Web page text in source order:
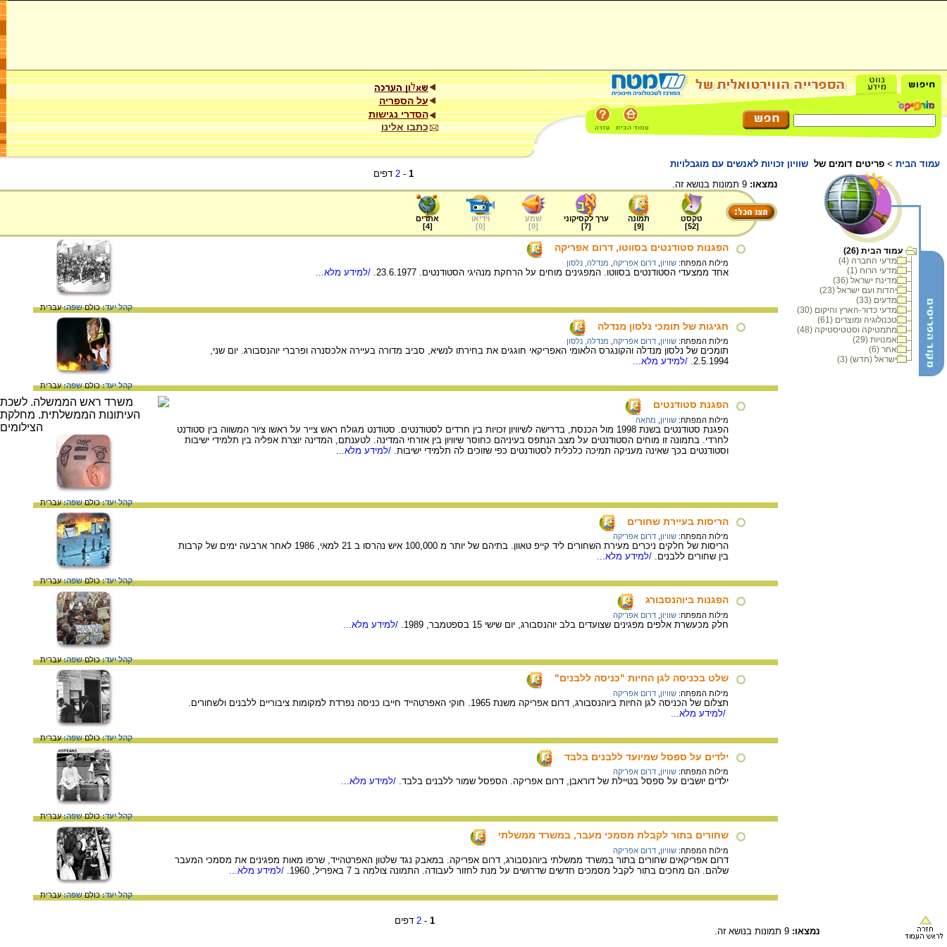
על הספריה
הסדרי נגישות
כתבו אלינו
עמוד הבית > פריטים דומים של שוויון זכויות לאנשים עם מוגבלויות
עמוד הבית (26)
מדעי החברה (4)
מדעי הרוח (1)
מדינת ישראל (36)
יהדות ועם ישראל (23)
מדעים (33)
מדעי כדור-הארץ והיקום (30)
טכנולוגיה ומוצרים (61)
מתמטיקה וסטטיסטיקה (48)
אמנויות (29)
אחר (6)
ישראל (חדש) (3)
1
-
2 דפים
נמצאו:
טקסט
[
52
]
תמונה
[
9
]
ערך לקסיקוני
[
7
]
שמע
[
0
]
וידיאו
[
0
]
אתרים
[
4
]
הפגנות סטודנטים בסווטו, דרום אפריקה
מילות המפתח: שוויון דרום אפריקה מנדלה, נלסון
אחד ממצעדי הסטודנטים בסווטו. המפגינים מוחים על הרחקת מנהיגי הסטודנטים. 23.6.1977. /למידע מלא...
קהל יעד:כולםשפה:עברית
חגיגות של תומכי נלסון מנדלה
מילות המפתח: שוויון דרום אפריקה מנדלה, נלסון
תומכים של נלסון מנדלה והקונגרס הלאומי האפריקאי חוגגים את בחירתו לנשיא, סביב מדורה בעיירה אלכסנרה ופרברי יוהנסבורג. יום שני,
2.5.1994. /למידע מלא...
קהל יעד:כולםשפה:עברית
הפגנת סטודנטים
מילות המפתח: שוויון מחאה
הפגנת סטודנטים בשנת 1998 מול הכנסת, בדרישה לשיוויון זכויות בין חרדים לסטודנטים. סטודנט מגולח ראש צייר על ראשו ציור המשווה בין סטודנט
לחרדי. בתמונה זו מוחים הסטודנטים על מצב הנתפס בעיניהם כחוסר שיוויון בין אזרחי המדינה. לטענתם, המדינה יוצרת אפליה בין תלמידי ישיבות
וסטודנטים בכך שאינה מעניקה תמיכה כלכלית לסטודנטים כפי שזוכים לה תלמידי ישיבות. /למידע מלא...
קהל יעד:כולםשפה:עברית
הריסות בעיירת שחורים
מילות המפתח: שוויון דרום אפריקה
הריסות של חלקים ניכרים מעירת השחורים ליד קייפ טאוון. בתיהם של יותר מ 100,000 איש נהרסו ב 21 למאי, 1986 לאחר ארבעה ימים של קרבות
בין שחורים ללבנים. /למידע מלא...
קהל יעד:כולםשפה:עברית
הפגנות ביוהנסבורג
מילות המפתח: שוויון דרום אפריקה
חלק מכעשרת אלפים מפגינים שצועדים בלב יוהנסבורג, יום שישי 15 בספטמבר, 1989. /למידע מלא...
קהל יעד:כולםשפה:עברית
שלט בכניסה לגן החיות "כניסה ללבנים"
מילות המפתח: שוויון דרום אפריקה
תצלום של הכניסה לגן החיות ביוהנסבורג, דרום אפריקה משנת 1965. חוקי האפרטהייד חייבו כניסה נפרדת למקומות ציבוריים ללבנים ולשחורים.
/למידע מלא...
קהל יעד:כולםשפה:עברית
ילדים על ספסל שמיועד ללבנים בלבד
מילות המפתח: שוויון דרום אפריקה
ילדים יושבים על ספסל בטיילת של דוראבן, דרום אפריקה. הספסל שמור ללבנים בלבד. /למידע מלא...
קהל יעד:כולםשפה:עברית
שחורים בתור לקבלת מסמכי מעבר, במשרד ממשלתי
מילות המפתח: שוויון דרום אפריקה
דרום אפריקאים שחורים בתור במשרד ממשלתי ביוהנסבורג, דרום אפריקה. במאבק נגד שלטון האפרטהייד, שרפו מאות מפגינים את מסמכי המעבר
שלהם. הם מחכים בתור לקבל מסמכים חדשים שדרושים על מנת לחזור לעבודה. התמונה צולמה ב 7 באפריל, 1960.
/למידע מלא...
קהל יעד:כולםשפה:עברית
1
-
2 דפים
נמצאו: